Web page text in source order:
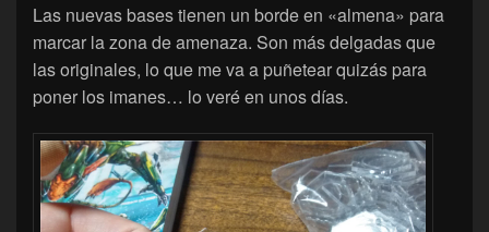
Las nuevas bases tienen un borde en «almena» para
marcar la zona de amenaza. Son más delgadas que
las originales, lo que me va a puñetear quizás para
poner los imanes… lo veré en unos días.